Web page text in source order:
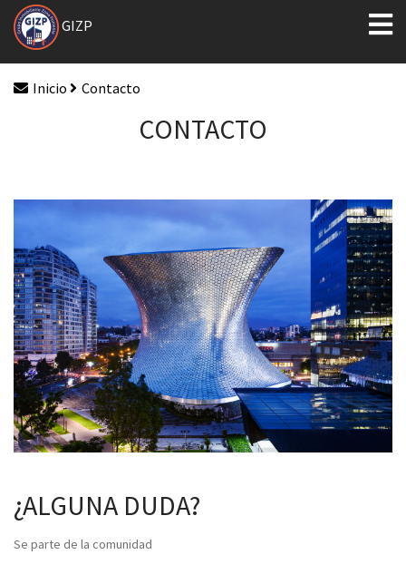
GIZP
Inicio Contacto
CONTACTO
¿ALGUNA DUDA?
Se parte de la comunidad